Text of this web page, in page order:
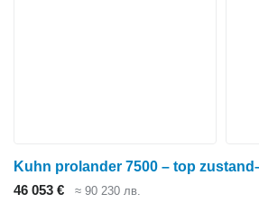
46 053 € ≈ 90 230 лв.